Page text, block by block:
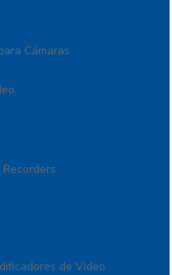
Cámaras
de Video